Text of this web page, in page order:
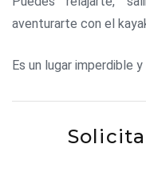
aventurarte con el
Es un lugar imperdible